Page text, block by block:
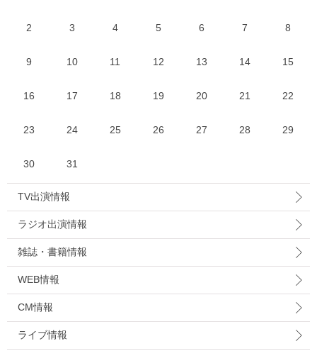
2 3 4 5 6 7 8
9 10 11 12 13 14 15
16 17 18 19 20 21 22
23 24 25 26 27 28 29
30 31
TV出演情報
ラジオ出演情報
雑誌・書籍情報
WEB情報
CM情報
ライブ情報